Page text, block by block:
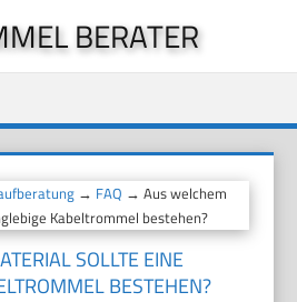
BERATER
→ FAQ → Aus welchem
Kabeltrommel bestehen?
SOLLTE EINE
BESTEHEN?